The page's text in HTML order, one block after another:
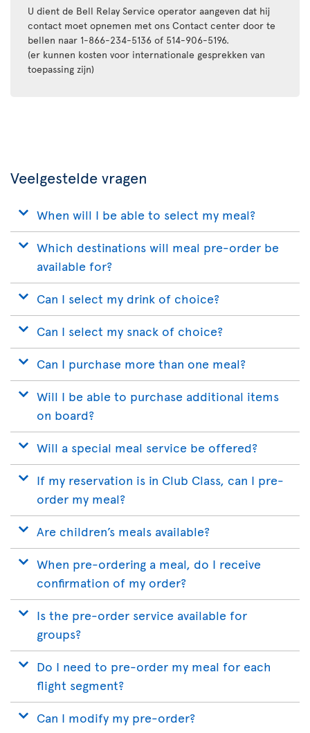
U dient de Bell Relay Service operator aangeven dat hij
contact moet opnemen met ons Contact center door te
bellen naar 1-866-234-5136 of 514-906-5196.
(er kunnen kosten voor internationale gesprekken van
toepassing zijn)
Veelgestelde vragen
When will I be able to select my meal?
Which destinations will meal pre-order be
available for?
Can I select my drink of choice?
Can I select my snack of choice?
Can I purchase more than one meal?
Will I be able to purchase additional items
on board?
Will a special meal service be offered?
If my reservation is in Club Class, can I pre-
order my meal?
Are children’s meals available?
When pre-ordering a meal, do I receive
confirmation of my order?
Is the pre-order service available for
groups?
Do I need to pre-order my meal for each
flight segment?
Can I modify my pre-order?